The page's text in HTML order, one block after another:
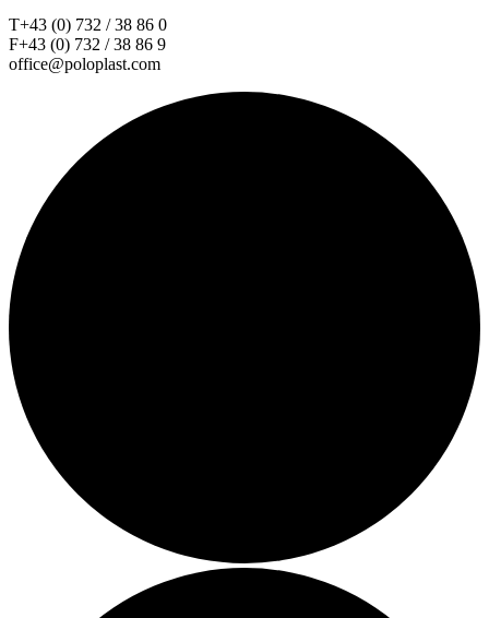
T+43 (0) 732 / 38 86 0
F+43 (0) 732 / 38 86 9
office@poloplast.com